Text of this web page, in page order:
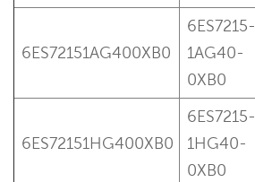
6ES72151AG400XB0
6ES7215-
1AG40-
0XB0
6ES72151HG400XB0
6ES7215-
1HG40-
0XB0